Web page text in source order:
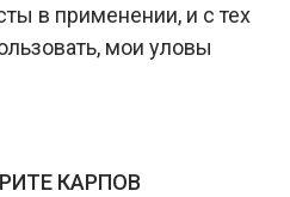
в применении, и с тех
мои уловы
КАРПОВ